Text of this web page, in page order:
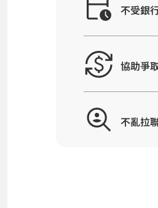
不受銀
協助爭
不亂拉